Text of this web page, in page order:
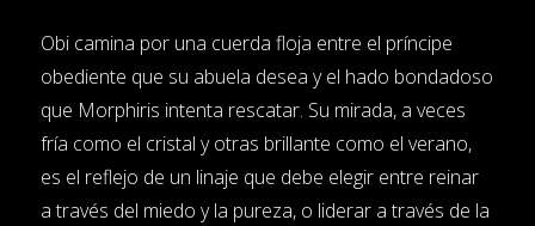
Obi camina por una cuerda floja entre el príncipe
obediente que su abuela desea y el hado bondadoso
que Morphiris intenta rescatar. Su mirada, a veces
fría como el cristal y otras brillante como el verano,
es el reflejo de un linaje que debe elegir entre reinar
a través del miedo y la pureza, o liderar a través de la